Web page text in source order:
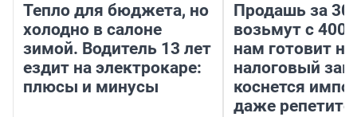
Тепло для бюджета, но
холодно в салоне
зимой. Водитель 13 лет
ездит на электрокаре:
плюсы и минусы
Продашь за
возьмут с
нам готовит
налоговый
коснется
даже